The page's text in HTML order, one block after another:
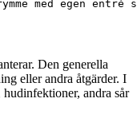
Den generella
eller andra åtgärder. I
andra sår